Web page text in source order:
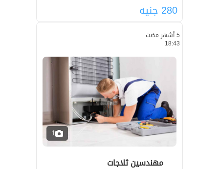
280 جنيه
5 أشهر مضت
18:43
1
مهندسين ثلاجات